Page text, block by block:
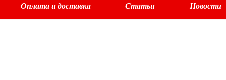
Оплата и доставка Статьи Новости